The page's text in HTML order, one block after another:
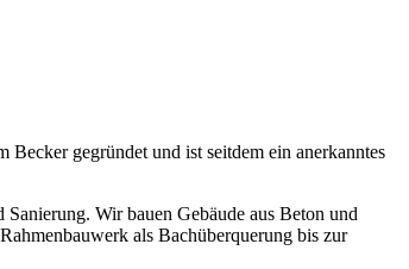
gegründet und ist seitdem ein anerkanntes
Wir bauen Gebäude aus Beton und
als Bachüberquerung bis zur